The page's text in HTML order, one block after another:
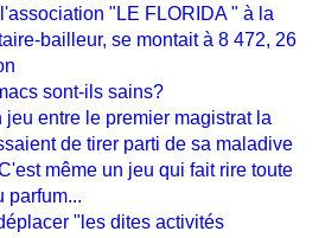
l'association "LE FLORIDA " à la
bailleur, se montait à 8 472, 26
sont-ils sains?
jeu entre le premier magistrat la
de tirer parti de sa maladive
même un jeu qui fait rire toute
parfum...
"les dites activités